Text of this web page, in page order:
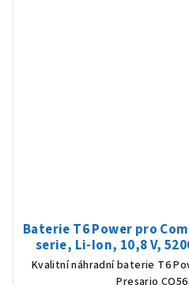
Baterie T6 Power pro
serie, Li-Ion, 10,8 V,
Kvalitní náhradní baterie T6
Presario